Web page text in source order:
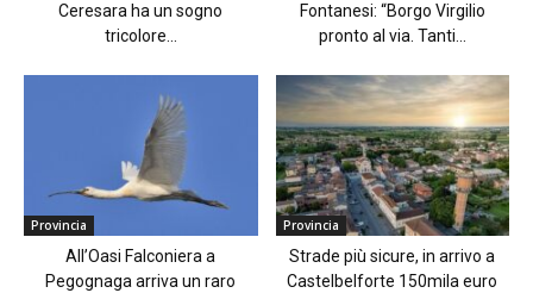
Ceresara ha un sogno
tricolore...
Fontanesi: “Borgo Virgilio
pronto al via. Tanti...
Provincia
All’Oasi Falconiera a
Pegognaga arriva un raro
Provincia
Strade più sicure, in arrivo a
Castelbelforte 150mila euro